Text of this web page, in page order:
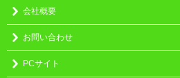
会社概要
お問い合わせ
PCサイト